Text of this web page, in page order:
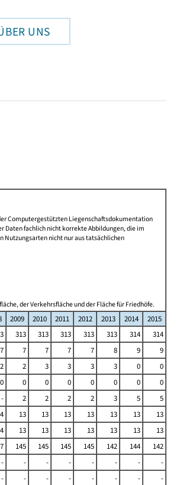
UNS
Computergestützten Liegenschaftsdokumentation
Daten fachlich nicht korrekte Abbildungen, die im
Nutzungsarten nicht nur aus tatsächlichen
der Verkehrsfläche und der Fläche für Friedhöfe.
2009 2010 2011 2012 2013 2014
2015
313 313 313 313 313 314
314
7 7 7 7 7 8 9
9
2 2 3 3 3 3 0
0
0 0 0 0 0 0 0
0
- 2 2 2 2 3 5
5
13 13 13 13 13 13
13
13 13 13 13 13 13
13
145 145 145 145 142 144
142
- - - - - - -
-
- - - - - - -
-